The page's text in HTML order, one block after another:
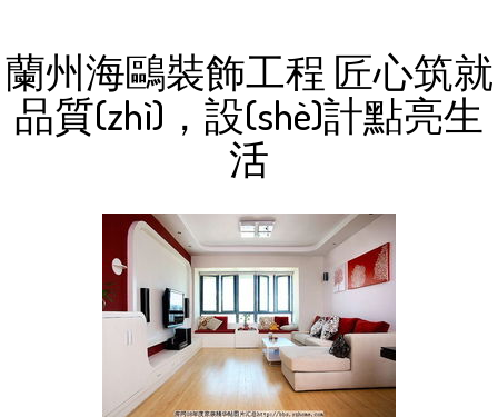
蘭州海鷗裝飾工程 匠心筑就
品質(zhì)，設(shè)計點亮生
活